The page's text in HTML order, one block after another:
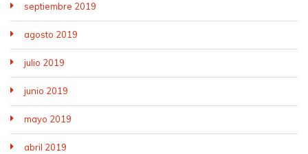
septiembre 2019
agosto 2019
julio 2019
junio 2019
mayo 2019
abril 2019